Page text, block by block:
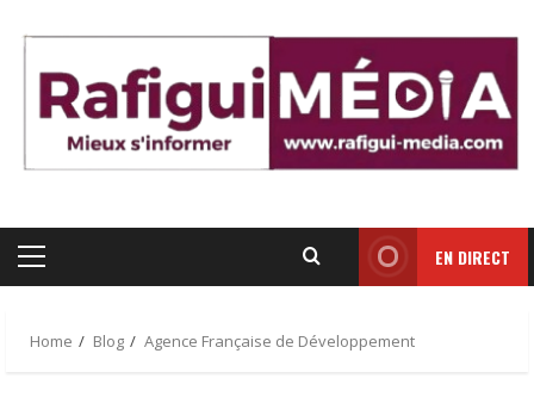
content
Primary
EN DIRECT
Home Blog Agence Française de Développement